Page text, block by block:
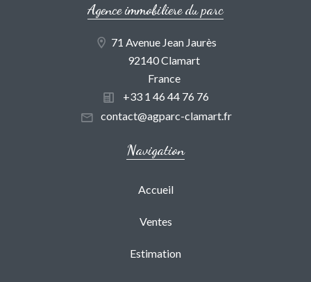
Agence immobiliere du parc
71 Avenue Jean Jaurès
92140 Clamart
France
+33 1 46 44 76 76
contact@agparc-clamart.fr
Navigation
Accueil
Ventes
Estimation